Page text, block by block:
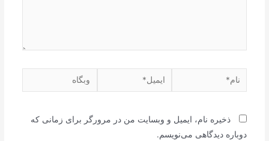
نام* ایمیل* وبگاه
ذخیره نام، ایمیل و وبسایت من در مرورگر برای زمانی که
دوباره دیدگاهی می‌نویسم.